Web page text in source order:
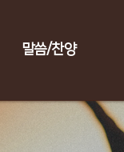
말씀/찬양